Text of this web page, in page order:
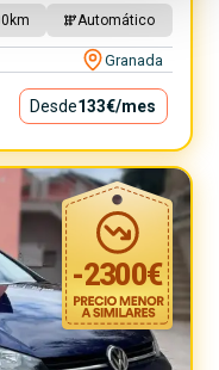
km Automático
Granada
Desde133€/mes
-2300€